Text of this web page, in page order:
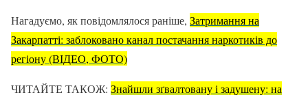
Нагадуємо, як повідомлялося раніше, Затримання на
Закарпатті: заблоковано канал постачання наркотиків до
регіону (ВІДЕО, ФОТО)
ЧИТАЙТЕ ТАКОЖ: Знайшли зґвалтовану і задушену: на